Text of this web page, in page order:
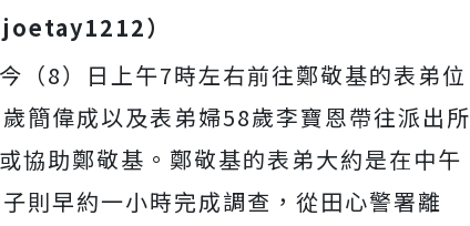
）
（8）日上午7時左右前往鄭敬基的表弟位
簡偉成以及表弟婦58歲李寶恩帶往派出所
協助鄭敬基。鄭敬基的表弟大約是在中午
則早約一小時完成調查，從田心警署離